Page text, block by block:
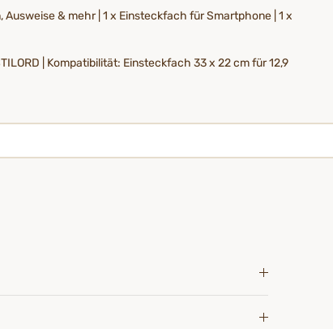
& mehr | 1 x Einsteckfach für Smartphone | 1 x
| Kompatibilität: Einsteckfach 33 x 22 cm für 12,9